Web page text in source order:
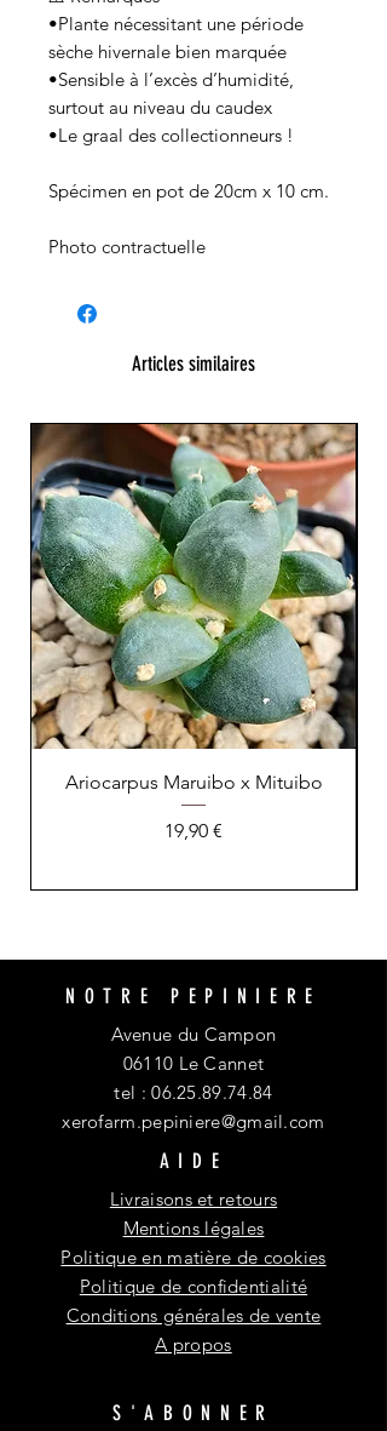
•Plante nécessitant une période
sèche hivernale bien marquée
•Sensible à l’excès d’humidité,
surtout au niveau du caudex
•Le graal des collectionneurs !
Spécimen en pot de 20cm x 10 cm.
Photo contractuelle
Articles similaires
Ariocarpus Maruibo x Mituibo
Prix
19,90 €
NOTRE PEPINIERE
Avenue du Campon
06110 Le Cannet
tel :06.25.89.74.84
xerofarm.pepiniere@gmail.com
AIDE
Livraisons et retours
Mentions légales
Politique en matière de cookies
Politique de confidentialité
Conditions générales de vente
A propos
S'ABONNER